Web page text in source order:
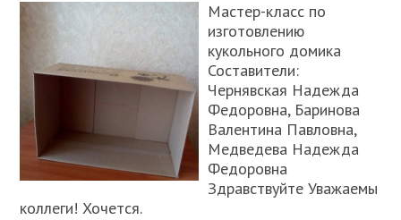
Мастер-класс по
изготовлению
кукольного домика
Составители:
Чернявская Надежда
Федоровна, Баринова
Валентина Павловна,
Медведева Надежда
Федоровна
Здравствуйте Уважаемы
коллеги! Хочется.